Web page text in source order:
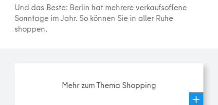
Und das Beste: Berlin hat mehrere verkaufsoffene
Sonntage im Jahr. So können Sie in aller Ruhe
shoppen.
Mehr zum Thema Shopping